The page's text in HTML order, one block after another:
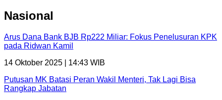
Nasional
Arus Dana Bank BJB Rp222 Miliar: Fokus Penelusuran KPK
pada Ridwan Kamil
14 Oktober 2025 | 14:43 WIB
Putusan MK Batasi Peran Wakil Menteri, Tak Lagi Bisa
Rangkap Jabatan